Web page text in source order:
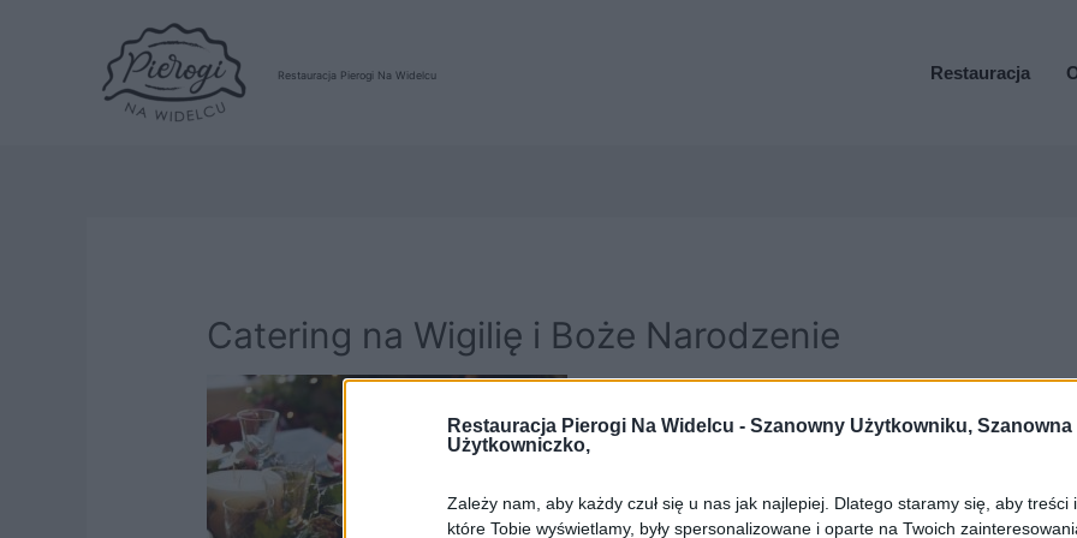
Restauracja Pierogi Na Widelcu - Szanowny Użytkowniku, Szanowna
Użytkowniczko,
Zależy nam, aby każdy czuł się u nas jak najlepiej. Dlatego staramy się, aby treści
które Tobie wyświetlamy, były spersonalizowane i oparte na Twoich
Restauracja Pierogi Na Widelcu Restauracja
Catering na Wigilię i Boże Narodzenie